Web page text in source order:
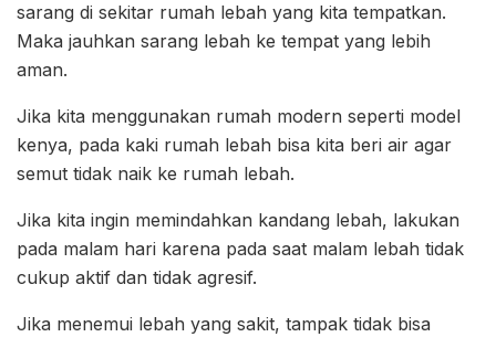
sarang di sekitar rumah lebah yang kita tempatkan.
Maka jauhkan sarang lebah ke tempat yang lebih
aman.
Jika kita menggunakan rumah modern seperti model
kenya, pada kaki rumah lebah bisa kita beri air agar
semut tidak naik ke rumah lebah.
Jika kita ingin memindahkan kandang lebah, lakukan
pada malam hari karena pada saat malam lebah tidak
cukup aktif dan tidak agresif.
Jika menemui lebah yang sakit, tampak tidak bisa